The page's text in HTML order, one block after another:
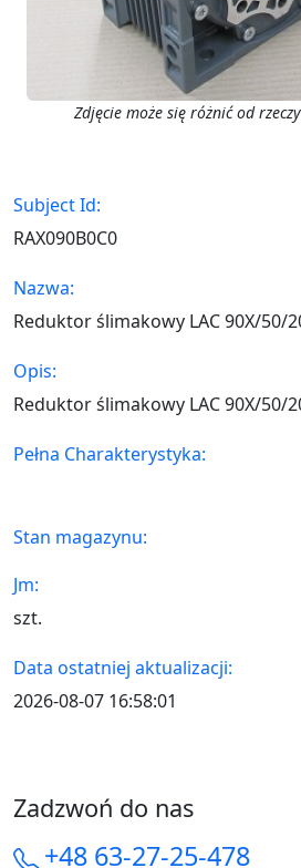
Zdjęcie może się różnić od
Subject Id:
RAX090B0C0
Nazwa:
Reduktor ślimakowy LAC 90X/50/
Opis:
Reduktor ślimakowy LAC 90X/50/
Pełna Charakterystyka:
Stan magazynu:
Jm:
szt.
Data ostatniej aktualizacji:
2026-08-07 16:58:01
Zadzwoń do nas
+48 63-27-25-478